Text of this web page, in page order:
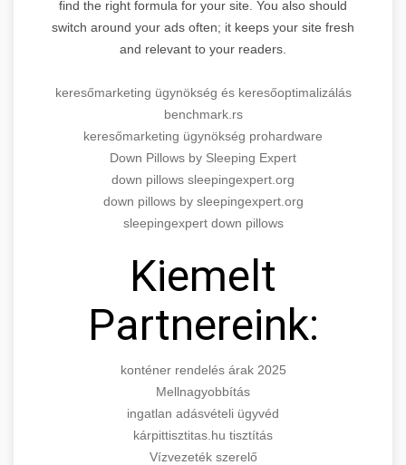
find the right formula for your site. You also should
switch around your ads often; it keeps your site fresh
and relevant to your readers.
keresőmarketing ügynökség és keresőoptimalizálás
benchmark.rs
keresőmarketing ügynökség prohardware
Down Pillows by Sleeping Expert
down pillows sleepingexpert.org
down pillows by sleepingexpert.org
sleepingexpert down pillows
Kiemelt
Partnereink:
konténer rendelés árak 2025
Mellnagyobbítás
ingatlan adásvételi ügyvéd
kárpittisztitas.hu tisztítás
Vízvezeték szerelő